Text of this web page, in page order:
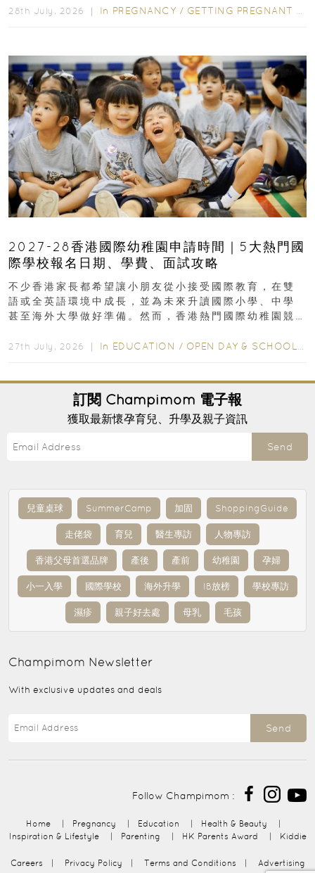
28th July, 2026 ｜ In PREGNANCY / GETTING PREGNANT
2027-28香港國際幼稚園申請時間｜5大熱門國
際學校報名日期、學費、面試攻略
不少香港家長都希望讓小朋友從小接受國際教育，在雙
語或全英語環境中成長，並為未來升讀國際小學、中學
甚至海外大學做好準備。然而，香港熱門國際幼稚園競
27th July, 2026 ｜ In EDUCATION / OPEN DAY & SCHOOL EVENTS
訂閱 Champimom 電子報
獲取最新懷孕育兒、升學及親子資訊
Send
兒童桌球 SummerCamp 加固 ShoppingGuide
走佬袋 育兒 醫生專訪 人物專訪
香港父母首選品牌 產後 產前 幼稚園 孕婦
小一入學 國際學校 海外升學 IB放榜 學校專訪
濕疹 親子好去處 母乳 毛孩
Champimom Newsletter
With exclusive updates and deals
Send
Follow Champimom :
Home | Pregnancy | Education | Health & Beauty
|
Inspiration & Lifestyle
| Parenting | HK Parents Award | Kiddie
Careers | Privacy Policy | Terms and Conditions | Advertising